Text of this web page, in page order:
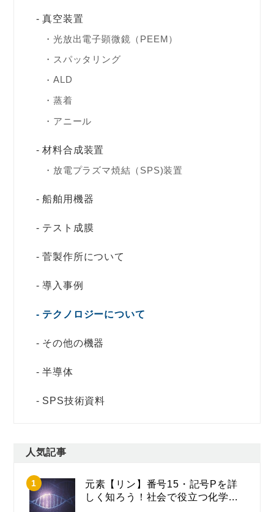
真空装置
光放出電子顕微鏡（PEEM）
スパッタリング
ALD
蒸着
アニール
材料合成装置
放電プラズマ焼結（SPS)装置
船舶用機器
テスト成膜
菅製作所について
導入事例
テクノロジーについて
その他の機器
半導体
SPS技術資料
人気記事
元素【リン】番号15・記号Pを詳
しく知ろう！社会で役立つ化学...